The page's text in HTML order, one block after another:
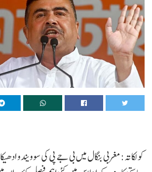
کولکاتہ :مغربی بنگال میں بی جے پی کی سوویندو